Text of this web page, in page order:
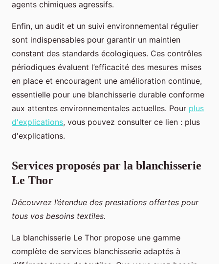
agents chimiques agressifs.
Enfin, un audit et un suivi environnemental régulier
sont indispensables pour garantir un maintien
constant des standards écologiques. Ces contrôles
périodiques évaluent l’efficacité des mesures mises
en place et encouragent une amélioration continue,
essentielle pour une blanchisserie durable conforme
aux attentes environnementales actuelles. Pour plus
d'explications, vous pouvez consulter ce lien : plus
d'explications.
Services proposés par la blanchisserie
Le Thor
Découvrez l’étendue des prestations offertes pour
tous vos besoins textiles.
La blanchisserie Le Thor propose une gamme
complète de services blanchisserie adaptés à